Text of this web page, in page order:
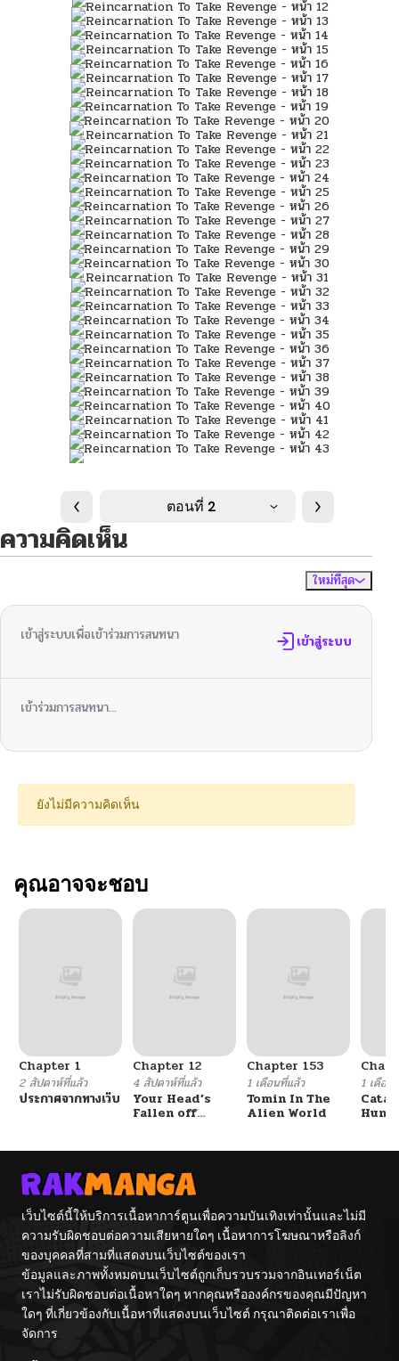
ตอนที่ 2
ความคิดเห็น
ใหม่ที่สุด
เข้าสู่ระบบเพื่อเข้าร่วมการสนทนา เข้าสู่ระบบ
เข้าร่วมการสนทนา...
ยังไม่มีความคิดเห็น
คุณอาจจะชอบ
Chapter 1
2 สัปดาห์ที่แล้ว
ประกาศจากทางเว็บ
Chapter 12
4 สัปดาห์ที่แล้ว
Your Head’s
Fallen off
Chapter 153
1 เดือนที่แล้ว
Tomin In The
Alien World
1 เดือน
เว็บไซต์นี้ให้บริการเนื้อหาการ์ตูนเพื่อความบันเทิงเท่านั้นและไม่มี
ความรับผิดชอบต่อความเสียหายใดๆ เนื้อหาการโฆษณาหรือลิงก์
ของบุคคลที่สามที่แสดงบนเว็บไซต์ของเรา
ข้อมูลและภาพทั้งหมดบนเว็บไซต์ถูกเก็บรวบรวมจากอินเทอร์เน็ต
เราไม่รับผิดชอบต่อเนื้อหาใดๆ หากคุณหรือองค์กรของคุณมีปัญหา
ใดๆ ที่เกี่ยวข้องกับเนื้อหาที่แสดงบนเว็บไซต์ กรุณาติดต่อเราเพื่อ
จัดการ